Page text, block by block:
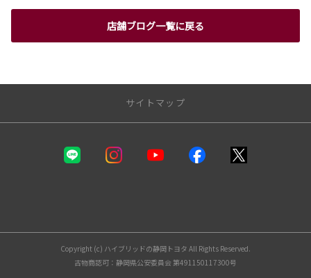
店舗ブログ一覧に戻る
サイトマップ
お支払いプラン
試乗車・展示車一覧Copyright (c) ハイブリッドの静岡トヨタ All Rights Reserved.
古物商認可：静岡県公安委員会 第491150117300号